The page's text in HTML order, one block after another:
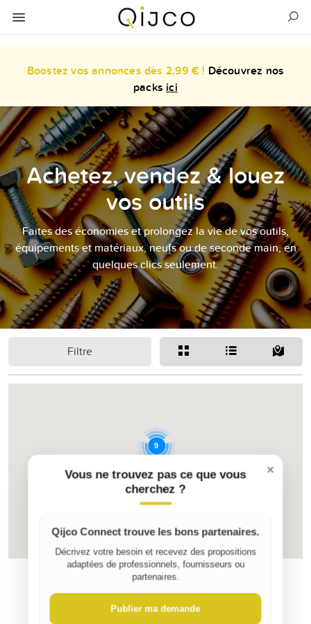
Boostez vos annonces dès 2,99 € ! Découvrez nos
packs ici
Achetez, vendez & louez
vos outils
Faites des économies et prolongez la vie de vos outils,
équipements et matériaux, neufs ou de seconde main, en
quelques clics seulement.
Filtre
4
9
×
Vous ne trouvez pas ce que vous
cherchez ?
Qijco Connect trouve les bons partenaires.
Décrivez votre besoin et recevez des propositions
adaptées de professionnels, fournisseurs ou
partenaires.
Publier ma demande